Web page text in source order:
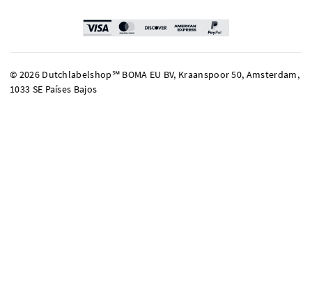
© 2026 Dutchlabelshop℠ BOMA EU BV, Kraanspoor 50, Amsterdam,
1033 SE Países Bajos